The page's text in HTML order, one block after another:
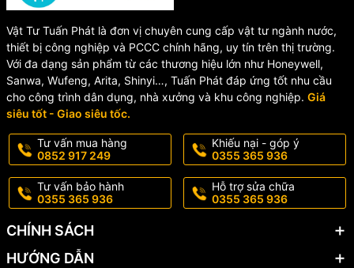
Vật Tư Tuấn Phát là đơn vị chuyên cung cấp vật tư ngành nước,
thiết bị công nghiệp và PCCC chính hãng, uy tín trên thị trường.
Với đa dạng sản phẩm từ các thương hiệu lớn như Honeywell,
Sanwa, Wufeng, Arita, Shinyi…, Tuấn Phát đáp ứng tốt nhu cầu
cho công trình dân dụng, nhà xưởng và khu công nghiệp. Giá
siêu tốt - Giao siêu tốc.
Tư vấn mua hàng
0852 917 249
Khiếu nại - góp ý
0355 365 936
Tư vấn bảo hành
0355 365 936
Hỗ trợ sửa chữa
0355 365 936
CHÍNH SÁCH
HƯỚNG DẪN